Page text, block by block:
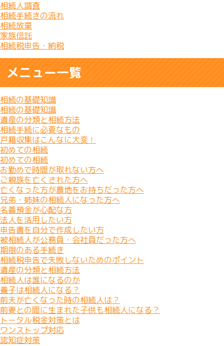
相続人調査
相続手続きの流れ
相続放棄
家族信託
相続税申告・納税
メニュー一覧
相続の基礎知識
相続の基礎知識
遺産の分類と相続方法
相続手続に必要なもの
戸籍収集はこんなに大変！
初めての相続
初めての相続
お勤めで時間が取れない方へ
ご親族を亡くされた方へ
亡くなった方が農地をお持ちだった方へ
兄弟・姉妹の相続人になった方へ
名義預金が心配な方
法人を活用したい方
申告書を自分で作成したい方
被相続人が公務員・会社員だった方へ
期限のある手続き
相続税申告で失敗しないためのポイント
遺産の分類と相続方法
相続人は誰になるのか
養子は相続人になる？
前夫が亡くなった時の相続人は？
前妻との間に生まれた子供も相続人になる？
トータル税金対策とは
ワンストップ対応
認知症対策